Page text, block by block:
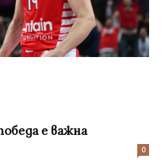
е важна
0